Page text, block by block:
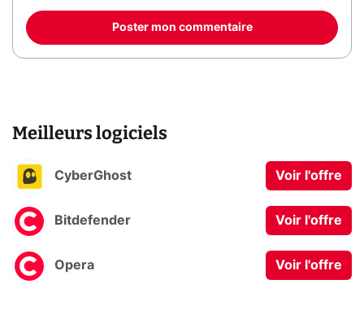
Poster mon commentaire
Meilleurs logiciels
CyberGhost Voir l'offre
Bitdefender Voir l'offre
Opera Voir l'offre